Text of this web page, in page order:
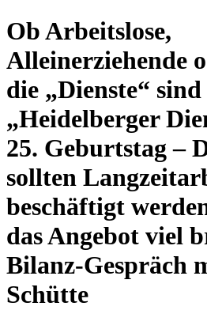
Ob Arbeitslose,
Alleinerziehende
die „Dienste“
„Heidelberger
25. Geburtstag –
sollten
beschäftigt
das Angebot viel
Bilanz-Gespräch
Schütte